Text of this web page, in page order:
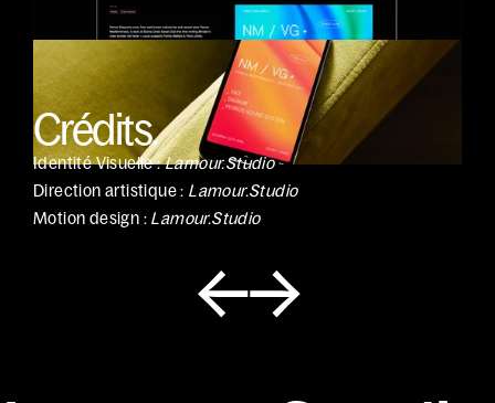
Crédits.
Identité Visuelle : Lamour.Studio
Direction artistique : Lamour.Studio
Motion design : Lamour.Studio
←→